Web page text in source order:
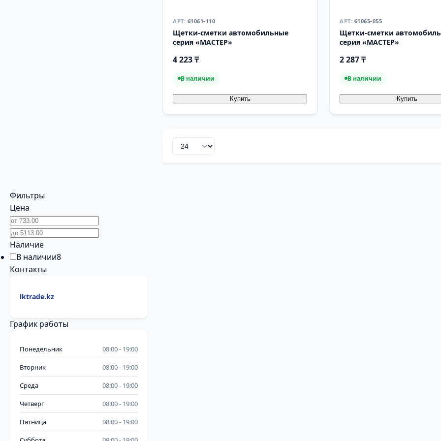
61061-110
Щетки-сметки автомобильные
серия «МАСТЕР»
4 223 ₸
В наличии
Купить
61065-055
Щетки-сметки
серия «МАСТЕР»
2 287 ₸
В наличии
Купить
Фильтры
Цена
Наличие
В наличии8
Контакты
lktrade.kz
График работы
Понедельник 08:00 19:00
Вторник 08:00 19:00
Среда 08:00 19:00
Четверг 08:00 19:00
Пятница 08:00 19:00